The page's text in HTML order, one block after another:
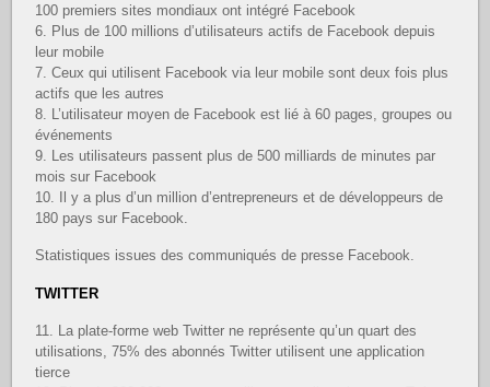
100 premiers sites mondiaux ont intégré Facebook
6. Plus de 100 millions d’utilisateurs actifs de Facebook depuis
leur mobile
7. Ceux qui utilisent Facebook via leur mobile sont deux fois plus
actifs que les autres
8. L’utilisateur moyen de Facebook est lié à 60 pages, groupes ou
événements
9. Les utilisateurs passent plus de 500 milliards de minutes par
mois sur Facebook
10. Il y a plus d’un million d’entrepreneurs et de développeurs de
180 pays sur Facebook.
Statistiques issues des communiqués de presse Facebook.
TWITTER
11. La plate-forme web Twitter ne représente qu’un quart des
utilisations, 75% des abonnés Twitter utilisent une application
tierce